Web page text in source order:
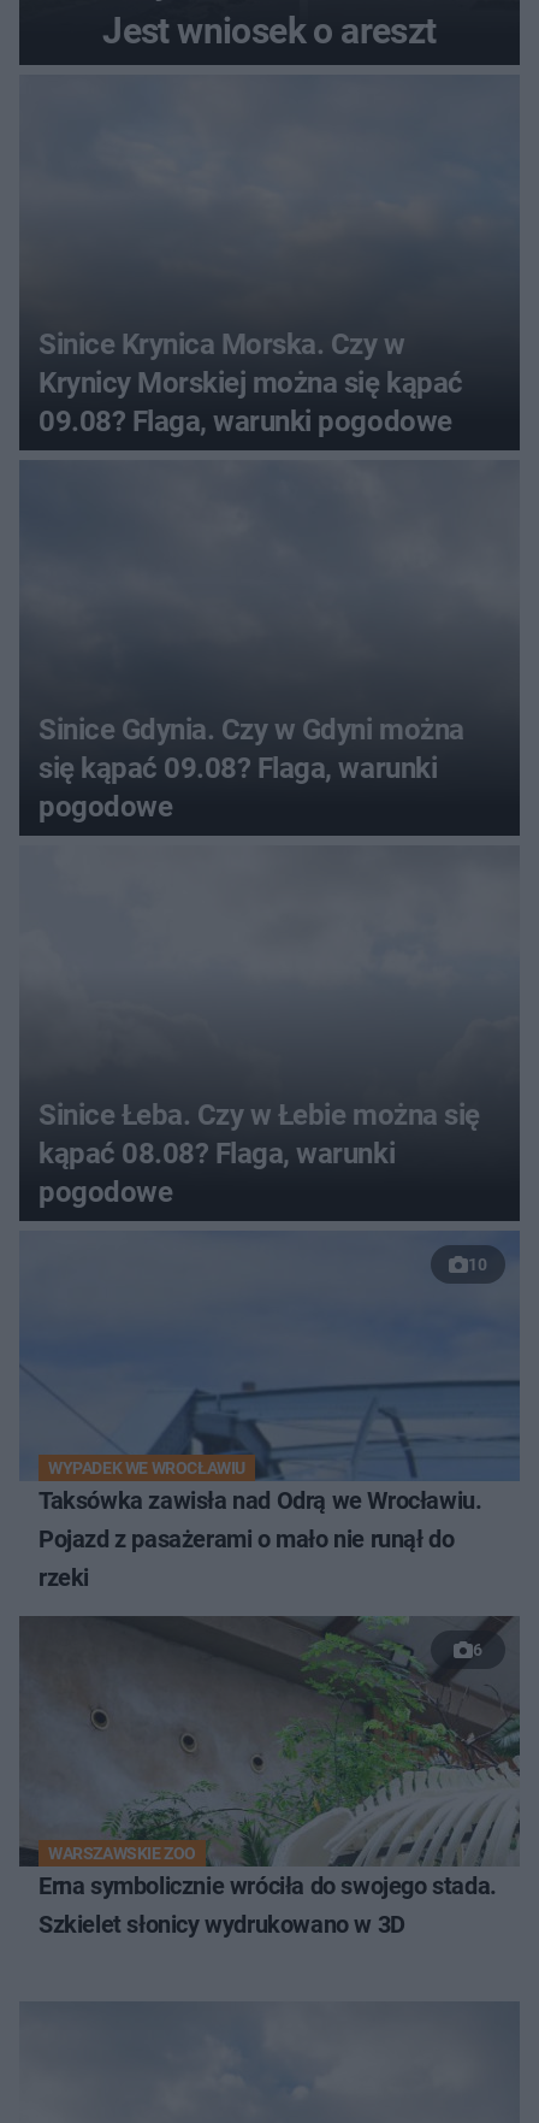
Jest wniosek o areszt
Sinice Krynica Morska. Czy w
Krynicy Morskiej można się kąpać
09.08? Flaga, warunki pogodowe
Sinice Gdynia. Czy w Gdyni można
się kąpać 09.08? Flaga, warunki
pogodowe
Sinice Łeba. Czy w Łebie można się
kąpać 08.08? Flaga, warunki
pogodowe
10
WYPADEK WE WROCŁAWIU
Taksówka zawisła nad Odrą we Wrocławiu.
Pojazd z pasażerami o mało nie runął do
rzeki
6
WARSZAWSKIE ZOO
Erna symbolicznie wróciła do swojego stada.
Szkielet słonicy wydrukowano w 3D